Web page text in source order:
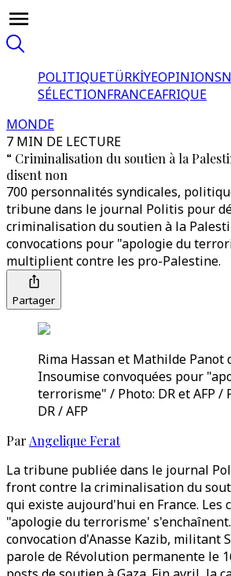
POLITIQUETÜRKİYEOPINIONS
SÉLECTIONFRANCEAFRIQUE
MONDE
7 MIN DE LECTURE
“ Criminalisation du soutien à la
disent non
700 personnalités syndicales,
tribune dans le journal Politis pour
criminalisation du soutien à la
convocations pour "apologie du
multiplient contre les pro-Palestine.
Partager
Rima Hassan et Mathilde Panot
Insoumise convoquées pour
terrorisme" / Photo: DR et AFP /
DR / AFP
Par Angelique Ferat
La tribune publiée dans le journal
front contre la criminalisation du
qui existe aujourd'hui en France. Les
"apologie du terrorisme'
convocation d'Anasse Kazib, militant
parole de Révolution permanente le